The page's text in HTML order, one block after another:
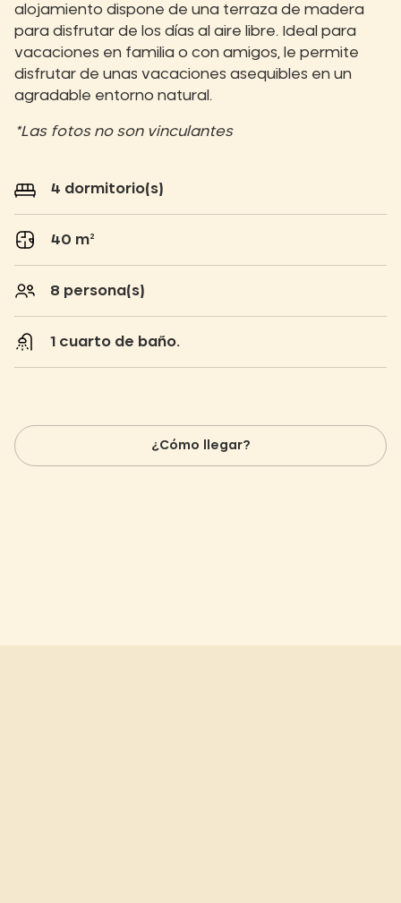
alojamiento dispone de una terraza de madera
para disfrutar de los días al aire libre. Ideal para
vacaciones en familia o con amigos, le permite
disfrutar de unas vacaciones asequibles en un
agradable entorno natural.
*Las fotos no son vinculantes
4 dormitorio(s)
40 m²
8 persona(s)
1 cuarto de baño.
¿Cómo llegar?